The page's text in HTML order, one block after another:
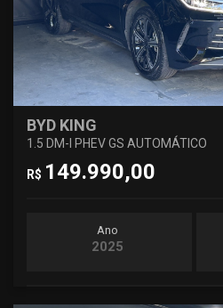
BYD KING
1.5 DM-I PHEV GS AUTOMÁTICO
R$ 149.990,00
Ano
2025